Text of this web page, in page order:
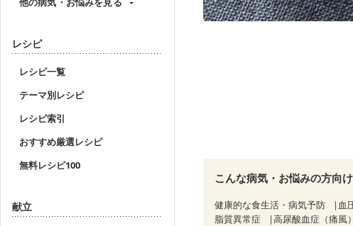
レシピ
レシピ一覧
テーマ別レシピ
レシピ索引
おすすめ厳選レシピ
無料レシピ100
献立
こんな病気・お悩みの方向
健康的な食生活・病気予防 血
脂質異常症
高尿酸血症（痛風）